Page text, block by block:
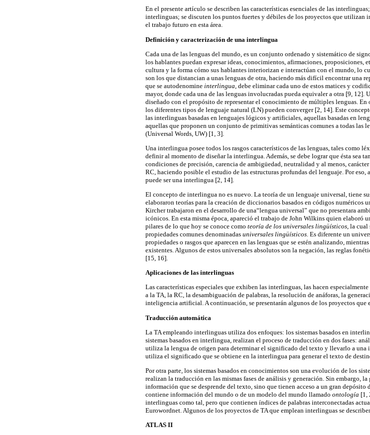
En el presente artículo se describen las características esenciales de las
interlinguas; se discuten los puntos fuertes y débiles de los proyectos que utilizan
el trabajo futuro en esta área.
Definición y caracterización de una interlingua
Cada una de las lenguas del mundo, es un conjunto ordenado y sistemático de
los hablantes puedan expresar ideas, conocimientos, afirmaciones, proposiciones,
cultura y la forma cómo sus hablantes interiorizan e interactúan con el mundo, lo
son los que distancian a unas lenguas de otra, haciendo más difícil encontrar una
que se autodenomine interlingua , debe eliminar cada uno de estos matices y
mayor, donde cada una de las lenguas involucradas pueda equivaler a otra [9,
diseñado con el propósito de representar el conocimiento de múltiples lenguas. En
los diferentes tipos de lenguaje natural (LN) pueden converger [2, 14]. Este
las interlinguas basadas en lenguajes lógicos y artificiales, aquellas basadas en
aquellas que proponen un conjunto de primitivas semánticas comunes a todas las
(Universal Words, UW) [1, 3].
Una interlingua posee todos los rasgos característicos de las lenguas, tales como
definir al momento de diseñar la interlingua. Además, se debe lograr que ésta sea
condiciones de precisión, carencia de ambigüedad, neutralidad y al menos,
RC, haciendo posible el estudio de las estructuras profundas del lenguaje. Por
puede ser una interlingua [2, 14].
El concepto de interlingua no es nuevo. La teoría de un lenguaje universal, tiene
elaboraron teorías para la creación de diccionarios basados en códigos numéricos
Kircher trabajaron en el desarrollo de una“lengua universal” que no presentara
icónicos. En esta misma época, apareció el trabajo de John Wilkins quien elaboró
pilares de lo que hoy se conoce como teoría de los universales lingüísticos, la cual
propiedades comunes denominadas universales lingüísticos. Es diferente un
propiedades o rasgos que aparecen en las lenguas que se estén analizando,
existentes. Algunos de estos universales absolutos son la negación, las reglas
[15, 16].
Aplicaciones de las interlinguas
Las características especiales que exhiben las interlinguas, las hacen
a la TA, la RC, la desambiguación de palabras, la resolución de anáforas, la
inteligencia artificial. A continuación, se presentarán algunos de los proyectos que
Traducción automática
La TA empleando interlinguas utiliza dos enfoques: los sistemas basados en
sistemas basados en interlingua, realizan el proceso de traducción en dos fases:
utiliza la lengua de origen para determinar el significado del texto y llevarlo a una
utiliza el significado que se obtiene en la interlingua para generar el texto de
Por otra parte, los sistemas basados en conocimientos son una evolución de los
realizan la traducción en las mismas fases de análisis y generación. Sin embargo,
información que se desprende del texto, sino que tienen acceso a un gran
contiene información del mundo o de un modelo del mundo llamado ontología [1,
interlinguas como tal, pero que contienen índices de palabras interconectadas
Eurowordnet. Algunos de los proyectos de TA que emplean interlinguas se
ATLAS II